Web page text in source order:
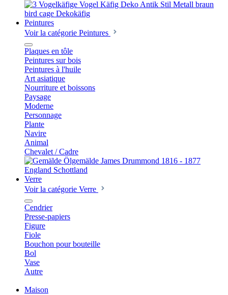
Peintures
Voir la catégorie Peintures
Plaques en tôle
Peintures sur bois
Peintures à l'huile
Art asiatique
Nourriture et boissons
Paysage
Moderne
Personnage
Plante
Navire
Animal
Chevalet / Cadre
Verre
Voir la catégorie Verre
Cendrier
Presse-papiers
Figure
Fiole
Bouchon pour bouteille
Bol
Vase
Autre
Maison